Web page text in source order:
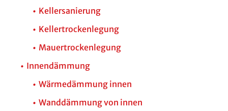
Kellersanierung
Kellertrockenlegung
Mauertrockenlegung
Innendämmung
Wärmedämmung innen
Wanddämmung von innen